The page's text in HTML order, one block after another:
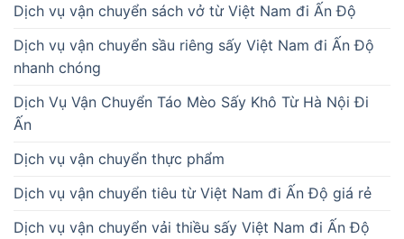
Dịch vụ vận chuyển sách vở từ Việt Nam đi Ấn Độ
Dịch vụ vận chuyển sầu riêng sấy Việt Nam đi Ấn Độ
nhanh chóng
Dịch Vụ Vận Chuyển Táo Mèo Sấy Khô Từ Hà Nội Đi
Ấn
Dịch vụ vận chuyển thực phẩm
Dịch vụ vận chuyển tiêu từ Việt Nam đi Ấn Độ giá rẻ
Dịch vụ vận chuyển vải thiều sấy Việt Nam đi Ấn Độ